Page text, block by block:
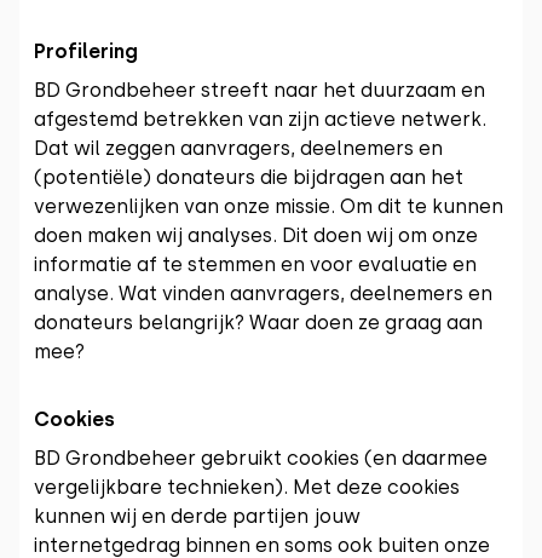
Profilering
BD Grondbeheer streeft naar het duurzaam en
afgestemd betrekken van zijn actieve netwerk.
Dat wil zeggen aanvragers, deelnemers en
(potentiële) donateurs die bijdragen aan het
verwezenlijken van onze missie. Om dit te kunnen
doen maken wij analyses. Dit doen wij om onze
informatie af te stemmen en voor evaluatie en
analyse. Wat vinden aanvragers, deelnemers en
donateurs belangrijk? Waar doen ze graag aan
mee?
Cookies
BD Grondbeheer gebruikt cookies (en daarmee
vergelijkbare technieken). Met deze cookies
kunnen wij en derde partijen jouw
internetgedrag binnen en soms ook buiten onze